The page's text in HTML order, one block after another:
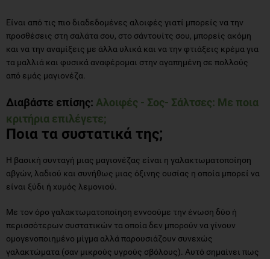
Είναι από τις πιο διαδεδομένες αλοιφές γιατί μπορείς να την
προσθέσεις στη σαλάτα σου, στο σάντουίτς σου, μπορείς ακόμη
και να την αναμίξεις με άλλα υλικά και να την φτιάξεις κρέμα για
τα μαλλιά και φυσικά αναφέρομαι στην αγαπημένη σε πολλούς
από εμάς μαγιονέζα.
Διαβάστε επίσης: Αλοιφές - Σος- Σάλτσες: Με ποια
κριτήρια επιλέγετε;
Ποια τα συστατικά της;
Η βασική συνταγή μιας μαγιονέζας είναι η γαλακτωματοποίηση
αβγών, λαδιού και συνήθως μιας όξινης ουσίας η οποία μπορεί να
είναι ξύδι ή χυμός λεμονιού.
Με τον όρο γαλακτωματοποίηση εννοούμε την ένωση δύο ή
περισσότερων συστατικών τα οποία δεν μπορούν να γίνουν
ομογενοποιημένο μίγμα αλλά παρουσιάζουν συνεχώς
γαλακτώματα (σαν μικρούς υγρούς σβόλους). Αυτό σημαίνει πως